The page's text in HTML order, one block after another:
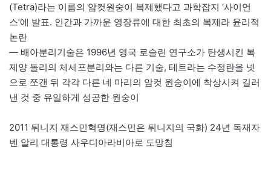
(Tetra)라는 이름의 암컷원숭이 복제했다고 과학잡지 ‘사이언
스’에 발표. 인간과 가까운 영장류에 대한 최초의 복제라 윤리적
논란
— 배아분리기술은 1996년 영국 로슬린 연구소가 탄생시킨 복
제양 돌리의 체세포분리와는 다른 기술, 테트라는 수정란을 넷
으로 쪼갠 뒤 각각 다른 네 마리의 암컷 원숭이에 착상시켜 길러
낸 것 중 유일하게 성공한 원숭이
2011 튀니지 재스민혁명(재스민은 튀니지의 국화) 24년 독재자
벤 알리 대통령 사우디아라비아로 도망침